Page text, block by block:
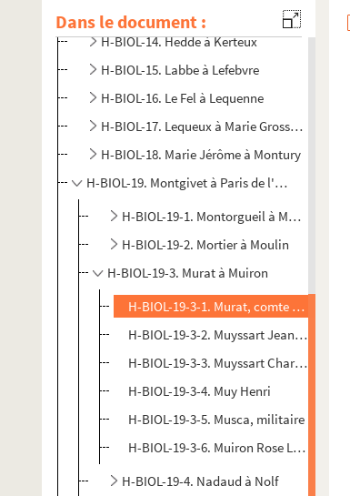
Dans le document :
H-BIOL-13. Ghesquiere à Hallette
H-BIOL-14. Hedde à Kerteux
H-BIOL-15. Labbe à Lefebvre
H-BIOL-16. Le Fel à Lequenne
H-BIOL-17. Lequeux à Marie Grosse-Tête
H-BIOL-18. Marie Jérôme à Montury
H-BIOL-19. Montgivet à Paris de l'Epinard
H-BIOL-19-1. Montorgueil à Mortreux
H-BIOL-19-2. Mortier à Moulin
H-BIOL-19-3. Murat à Muiron
H-BIOL-19-3-1. Murat, comte de, préfét
H-BIOL-19-3-2. Muyssart Jean Baptiste
H-BIOL-19-3-3. Muyssart Charles (de),
H-BIOL-19-3-4. Muy Henri
H-BIOL-19-3-5. Musca, militaire
H-BIOL-19-3-6. Muiron Rose Louise,
H-BIOL-19-4. Nadaud à Nolf